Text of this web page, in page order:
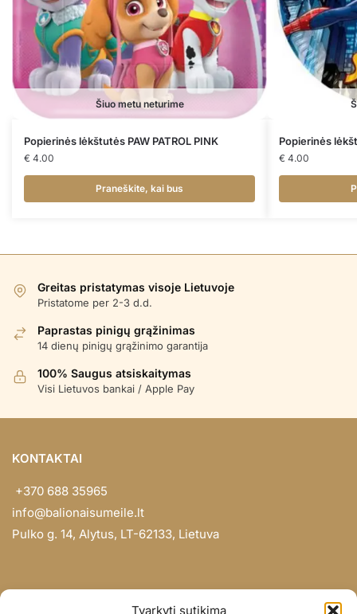
Tvarkyti sutikimą
Šiuo metu neturime
Popierinės lėkštutės PAW PATROL PINK
€ 4.00
Praneškite, kai bus
Popierinės
€ 4.00
Greitas pristatymas visoje Lietuvoje
Pristatome per 2-3 d.d.
Paprastas pinigų grąžinimas
14 dienų pinigų grąžinimo garantija
100% Saugus atsiskaitymas
Visi Lietuvos bankai / Apple Pay
KONTAKTAI
+370 688 35965
info@balionaisumeile.lt
Pulko g. 14, Alytus, LT-62133, Lietuva